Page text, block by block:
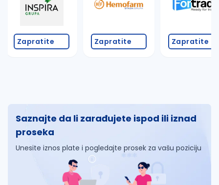
Zapratite Zapratite Zapratite
Saznajte da li zarađujete ispod ili iznad
proseka
Unesite iznos plate i pogledajte prosek za vašu poziciju